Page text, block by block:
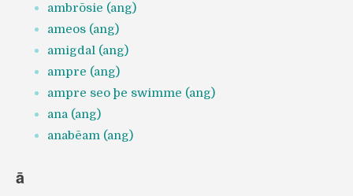
ambrōsie (ang)
ameos (ang)
amigdal (ang)
ampre (ang)
ampre seo þe swimme (ang)
ana (ang)
anabēam (ang)
ā